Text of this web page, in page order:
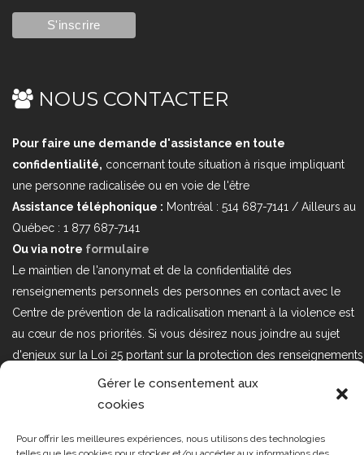
Gérer le consentement aux
cookies
Pour offrir les meilleures expériences, nous utilisons des technologies
NOUS CONTACTER
Pour faire une demande d'assistance en toute
confidentialité, concernant toute situation à risque impliquant
une personne radicalisée ou en voie de l'être
Assistance téléphonique : Montréal : 514 687-7141 / Ailleurs au
Québec : 1 877 687-7141
Ou via notre formulaire
Le maintien de l'anonymat et de la confidentialité des
renseignements personnels des personnes en contact avec le
Centre de prévention de la radicalisation menant à la violence est
au cœur de nos priorités. Si vous désirez nous joindre au sujet
d'enjeux sur la Loi 25 portant sur la protection des renseignements
personnels dans le secteur privé, veuillez communiquer avec
nous à l'adresse courriel suivant : loi25@cprmv.org Pour en savoir
Tous droits réservés @2019 CPRMV